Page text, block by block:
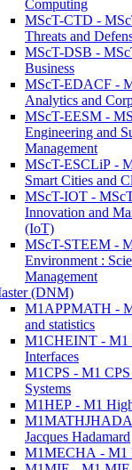
Computing
MScT-CTD -
Threats and
MScT-DSB -
Business
MScT-EDACF -
Analytics and
MScT-EESM -
Engineering and
Management
MScT-ESCLiP -
Smart Cities and
MScT-IOT -
Innovation and
(IoT)
MScT-STEEM -
Environment :
Management
(DNM)
M1APPMATH -
and statistics
M1CHEINT - M1
Interfaces
M1CPS - M1
Systems
M1HEP - M1
M1MATHJHADA
Jacques Hadamard
M1MECHA - M1